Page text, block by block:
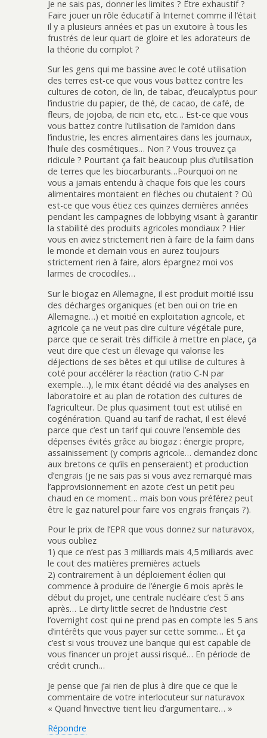
Je ne sais pas, donner les limites ? Être exhaustif ?
Faire jouer un rôle éducatif à Internet comme il l’était
il y a plusieurs années et pas un exutoire à tous les
frustrés de leur quart de gloire et les adorateurs de
la théorie du complot ?
Sur les gens qui me bassine avec le coté utilisation
des terres est-ce que vous vous battez contre les
cultures de coton, de lin, de tabac, d’eucalyptus pour
l’industrie du papier, de thé, de cacao, de café, de
fleurs, de jojoba, de ricin etc, etc… Est-ce que vous
vous battez contre l’utilisation de l’amidon dans
l’industrie, les encres alimentaires dans les journaux,
l’huile des cosmétiques… Non ? Vous trouvez ça
ridicule ? Pourtant ça fait beaucoup plus d’utilisation
de terres que les biocarburants…Pourquoi on ne
vous a jamais entendu à chaque fois que les cours
alimentaires montaient en flèches ou chutaient ? Où
est-ce que vous étiez ces quinzes dernières années
pendant les campagnes de lobbying visant à garantir
la stabilité des produits agricoles mondiaux ? Hier
vous en aviez strictement rien à faire de la faim dans
le monde et demain vous en aurez toujours
strictement rien à faire, alors épargnez moi vos
larmes de crocodiles…
Sur le biogaz en Allemagne, il est produit moitié issu
des décharges organiques (et ben oui on trie en
Allemagne…) et moitié en exploitation agricole, et
agricole ça ne veut pas dire culture végétale pure,
parce que ce serait très difficile à mettre en place, ça
veut dire que c’est un élevage qui valorise les
déjections de ses bêtes et qui utilise de cultures à
coté pour accélérer la réaction (ratio C-N par
exemple…), le mix étant décidé via des analyses en
laboratoire et au plan de rotation des cultures de
l’agriculteur. De plus quasiment tout est utilisé en
cogénération. Quand au tarif de rachat, il est élevé
parce que c’est un tarif qui couvre l’ensemble des
dépenses évités grâce au biogaz : énergie propre,
assainissement (y compris agricole… demandez donc
aux bretons ce qu’ils en penseraient) et production
d’engrais (je ne sais pas si vous avez remarqué mais
l’approvisionnement en azote c’est un petit peu
chaud en ce moment… mais bon vous préférez peut
être le gaz naturel pour faire vos engrais français ?).
Pour le prix de l’EPR que vous donnez sur naturavox,
vous oubliez
1) que ce n’est pas 3 milliards mais 4,5 milliards avec
le cout des matières premières actuels
2) contrairement à un déploiement éolien qui
commence à produire de l’énergie 6 mois après le
début du projet, une centrale nucléaire c’est 5 ans
après… Le dirty little secret de l’industrie c’est
l’overnight cost qui ne prend pas en compte les 5 ans
d’intérêts que vous payer sur cette somme… Et ça
c’est si vous trouvez une banque qui est capable de
vous financer un projet aussi risqué… En période de
crédit crunch…
Je pense que j’ai rien de plus à dire que ce que le
commentaire de votre interlocuteur sur naturavox
« Quand l’invective tient lieu d’argumentaire… »
Répondre